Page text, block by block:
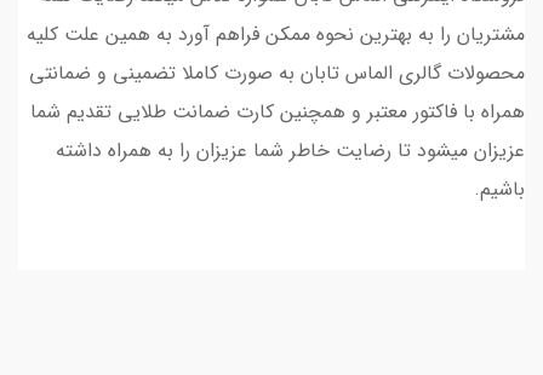
مشتریان را به بهترین نحوه ممکن فراهم آورد به همین علت کلیه
محصولات گالری الماس تابان به صورت کاملا تضمینی و ضمانتی
همراه با فاکتور معتبر و همچنین کارت ضمانت طلایی تقدیم شما
عزیزان میشود تا رضایت خاطر شما عزیزان را به همراه داشته
باشیم.